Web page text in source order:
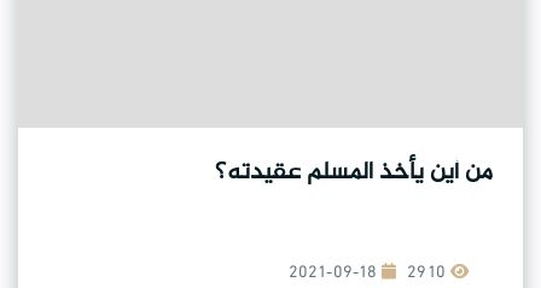
من أين يأخذ المسلم عقيدته؟
2021-09-18